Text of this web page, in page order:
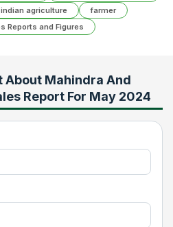
indian agriculture
farmer
Reports and Figures
About Mahindra And
Report For May 2024